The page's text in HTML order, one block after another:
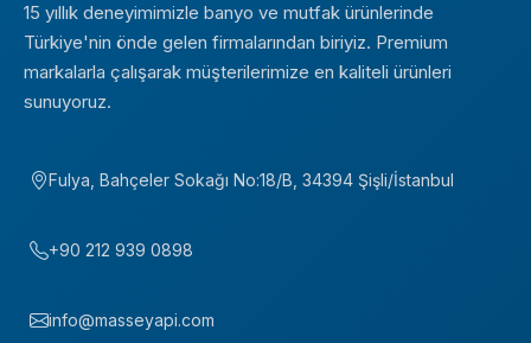
15 yıllık deneyimimizle banyo ve mutfak ürünlerinde
Türkiye'nin önde gelen firmalarından biriyiz. Premium
markalarla çalışarak müşterilerimize en kaliteli ürünleri
sunuyoruz.
Fulya, Bahçeler Sokağı No:18/B, 34394 Şişli/İstanbul
+90 212 939 0898
info@masseyapi.com